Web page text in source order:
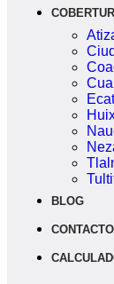
BLOG
CONTACTO